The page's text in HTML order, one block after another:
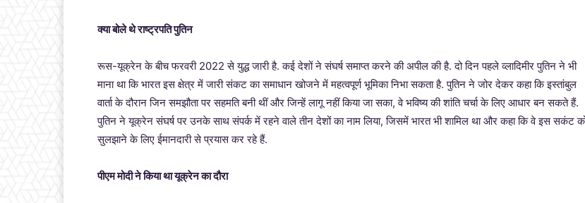
क्या बोले थे राष्ट्रपति पुतिन
रूस-यूक्रेन के बीच फरवरी 2022 से युद्ध जारी है. कई देशों ने संघर्ष समाप्त करने की अपील की है. दो दिन पहले व्लादिमीर पुतिन ने भी
माना था कि भारत इस क्षेत्र में जारी संकट का समाधान खोजने में महत्वपूर्ण भूमिका निभा सकता है. पुतिन ने जोर देकर कहा कि इस्तांबुल
वार्ता के दौरान जिन समझौता पर सहमति बनी थीं और जिन्हें लागू नहीं किया जा सका, वे भविष्य की शांति चर्चा के लिए आधार बन सकते हैं.
पुतिन ने यूक्रेन संघर्ष पर उनके साथ संपर्क में रहने वाले तीन देशों का नाम लिया, जिसमें भारत भी शामिल था और कहा कि वे इस सकंट
सुलझाने के लिए ईमानदारी से प्रयास कर रहे हैं.
पीएम मोदी ने किया था यूक्रेन का दौरा